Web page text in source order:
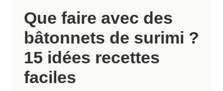
Que faire avec des
bâtonnets de surimi ?
15 idées recettes
faciles